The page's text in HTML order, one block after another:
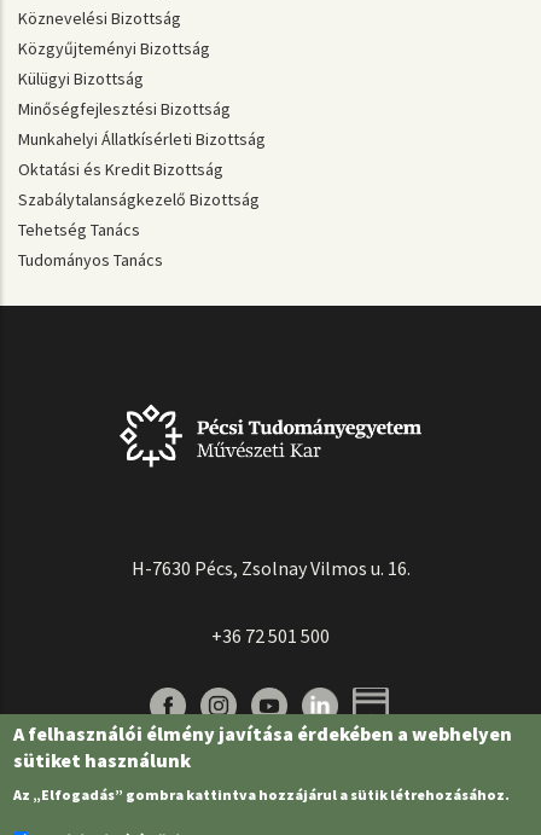
Köznevelési Bizottság
Közgyűjteményi Bizottság
Külügyi Bizottság
Minőségfejlesztési Bizottság
Munkahelyi Állatkísérleti Bizottság
Oktatási és Kredit Bizottság
Szabálytalanságkezelő Bizottság
Tehetség Tanács
Tudományos Tanács
H-7630 Pécs, Zsolnay Vilmos u. 16.
+36 72 501 500
A felhasználói élmény javítása érdekében a webhelyen
sütiket használunk
Az „Elfogadás” gombra kattintva hozzájárul a sütik létrehozásához.